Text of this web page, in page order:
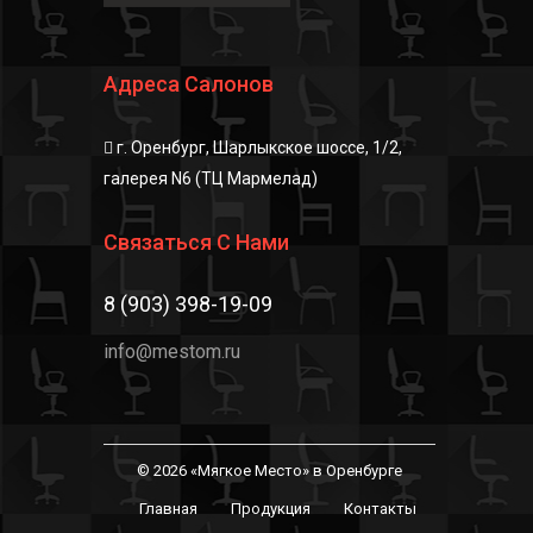
Адреса Салонов
г. Оренбург, Шарлыкское шоссе, 1/2,
галерея N6 (ТЦ Мармелад)
Связаться С Нами
8 (903) 398-19-09
info@mestom.ru
© 2026 «Мягкое Место» в Оренбурге
Главная Продукция Контакты